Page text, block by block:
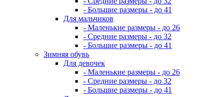
- Большие размеры - до 41
Для мальчиков
- Маленькие размеры - до 26
- Средние размеры - до 32
- Большие размеры - до 41
Зимняя обувь
Для девочек
- Маленькие размеры - до 26
- Средние размеры - до 32
- Большие размеры - до 41